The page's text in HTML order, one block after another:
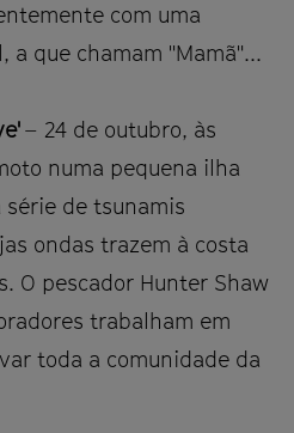
com uma
a que chamam "Mamã"...
– 24 de outubro, às
numa pequena ilha
série de tsunamis
ondas trazem à costa
O pescador Hunter Shaw
trabalham em
toda a comunidade da